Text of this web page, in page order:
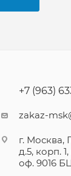
+7 (963)
zakaz-
г. Москва,
д.5, корп.
оф. 9016